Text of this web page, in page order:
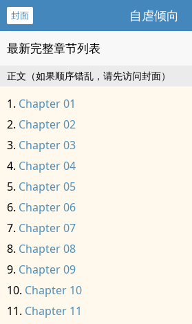
封面 自虐倾向
最新完整章节列表
正文（如果顺序错乱，请先访问封面）
Chapter 01
Chapter 02
Chapter 03
Chapter 04
Chapter 05
Chapter 06
Chapter 07
Chapter 08
Chapter 09
Chapter 10
Chapter 11